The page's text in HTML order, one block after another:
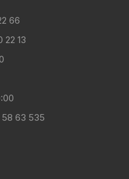
66
22 13
58 63 535